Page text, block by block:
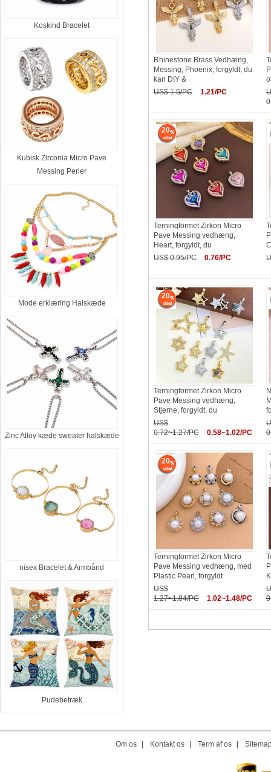
Koskind Bracelet
Kubisk Zirconia Micro Pave
Messing Perler
Mode erklæring Halskæde
Zinc Alloy kæde sweater halskæde
nisex Bracelet & Armbånd
Pudebetræk
Rhinestone Brass Vedhæng,
Messing, Phoenix, forgyldt, du
kan DIY &
US$ 1.5/PC
1.21/PC
20
Terningformet Zirkon Micro
Pave Messing vedhæng,
Heart, forgyldt, du
US$ 0.95/PC
0.76/PC
20
Terningformet Zirkon Micro
Pave Messing vedhæng,
Stjerne, forgyldt, du
US$
0.72~1.27/PC
0.58~1.02/PC
20
Terningformet Zirkon Micro
Pave Messing vedhæng, med
Plastic Pearl, forgyldt
US$
1.27~1.84/PC
1.02~1.48/PC
Om os | Kontakt os | Term af os |